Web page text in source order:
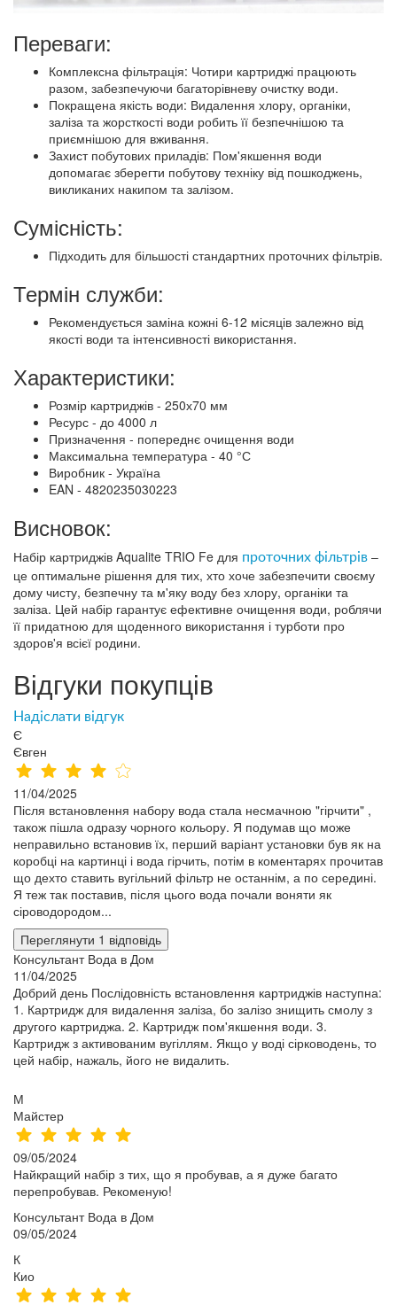
Переваги:
Комплексна фільтрація: Чотири картриджі працюють
разом, забезпечуючи багаторівневу очистку води.
Покращена якість води: Видалення хлору, органіки,
заліза та жорсткості води робить її безпечнішою та
приємнішою для вживання.
Захист побутових приладів: Пом'якшення води
допомагає зберегти побутову техніку від пошкоджень,
викликаних накипом та залізом.
Сумісність:
Підходить для більшості стандартних проточних фільтрів.
Термін служби:
Рекомендується заміна кожні 6-12 місяців залежно від
якості води та інтенсивності використання.
Характеристики:
Розмір картриджів - 250х70 мм
Ресурс - до 4000 л
Призначення - попереднє очищення води
Максимальна температура - 40 °С
Виробник - Україна
EAN - 4820235030223
Висновок:
Набір картриджів Aqualite TRIO Fe для проточних фільтрів –
це оптимальне рішення для тих, хто хоче забезпечити своєму
дому чисту, безпечну та м'яку воду без хлору, органіки та
заліза. Цей набір гарантує ефективне очищення води, роблячи
її придатною для щоденного використання і турботи про
здоров'я всієї родини.
Відгуки покупців
Надіслати відгук
Є
Євген
11/04/2025
Після встановлення набору вода стала несмачною "гірчити" ,
також пішла одразу чорного кольору. Я подумав що може
неправильно встановив їх, перший варіант установки був як на
коробці на картинці і вода гірчить, потім в коментарях прочитав
що дехто ставить вугільний фільтр не останнім, а по середині.
Я теж так поставив, після цього вода почали воняти як
сіроводородом...
Переглянути 1 відповідь
Консультант Вода в Дом
11/04/2025
Добрий день Послідовність встановлення картриджів наступна:
1. Картридж для видалення заліза, бо залізо знищить смолу з
другого картриджа. 2. Картридж пом'якшення води. 3.
Картридж з активованим вугіллям. Якщо у воді сірководень, то
цей набір, нажаль, його не видалить.
М
Майстер
09/05/2024
Найкращий набір з тих, що я пробував, а я дуже багато
перепробував. Рекоменую!
Консультант Вода в Дом
09/05/2024
К
Кио